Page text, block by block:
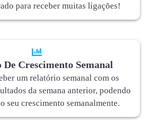
para receber muitas ligações!
Crescimento Semanal
um relatório semanal com os
da semana anterior, podendo
seu crescimento semanalmente.